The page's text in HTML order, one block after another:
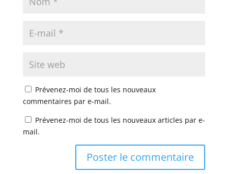
Prévenez-moi de tous les nouveaux
commentaires par e-mail.
Prévenez-moi de tous les nouveaux articles par e-
mail.